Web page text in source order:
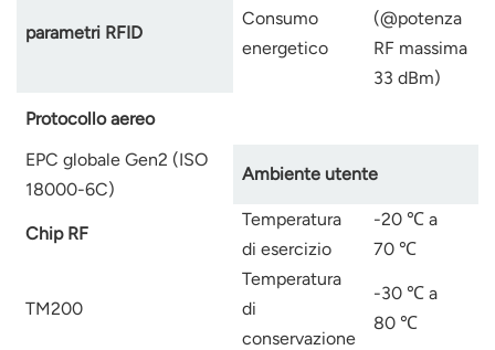
parametri RFID
Consumo
energetico
(@potenza
RF massima
33 dBm)
Protocollo aereo
EPC globale Gen2 (ISO
18000-6C)
Ambiente utente
Chip RF
Temperatura
di esercizio
-20 ℃ a
70 ℃
TM200
Temperatura
di
conservazione
-30 ℃ a
80 ℃